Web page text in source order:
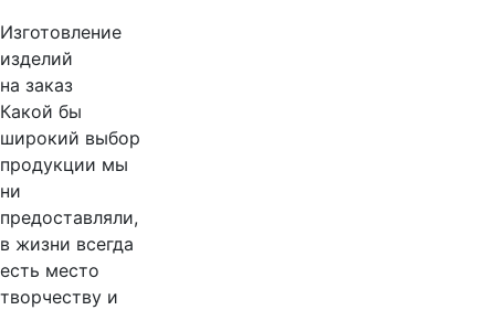
Изготовление
изделий
на заказ
Какой бы
широкий выбор
продукции мы
ни
предоставляли,
в жизни всегда
есть место
творчеству и